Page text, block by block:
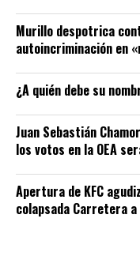
Murillo despotrica
autoincriminación en
¿A quién debe su
Juan Sebastián
los votos en la OEA
Apertura de KFC
colapsada Carretera a